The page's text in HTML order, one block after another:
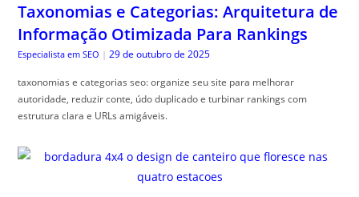
Taxonomias e Categorias: Arquitetura de
Informação Otimizada Para Rankings
Especialista em SEO | 29 de outubro de 2025
taxonomias e categorias seo: organize seu site para melhorar
autoridade, reduzir conte, údo duplicado e turbinar rankings com
estrutura clara e URLs amigáveis.